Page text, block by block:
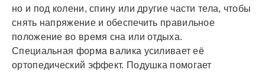
но и под колени, спину или другие части тела, чтобы
снять напряжение и обеспечить правильное
положение во время сна или отдыха.
Специальная форма валика усиливает её
ортопедический эффект. Подушка помогает